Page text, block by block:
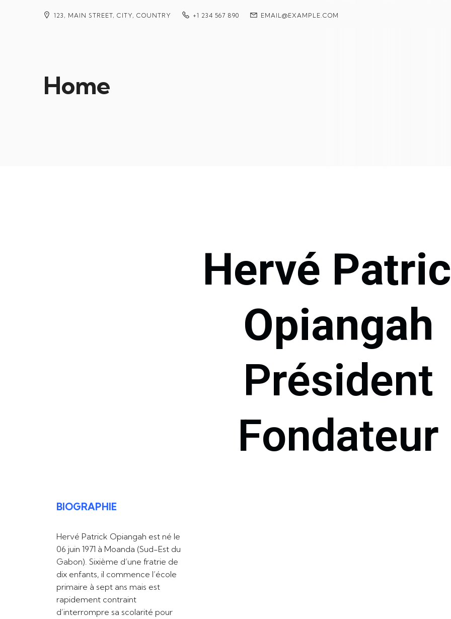
123, MAIN STREET, CITY, COUNTRY +1 234 567 890 EMAIL@EXAMPLE.COM
Home
Hervé
Opiangah
Président
Fondateur
BIOGRAPHIE
Hervé Patrick Opiangah est né le
06 juin 1971 à Moanda (Sud-Est du
Gabon). Sixième d’une fratrie de
dix enfants, il commence l’école
primaire à sept ans mais est
rapidement contraint
d’interrompre sa scolarité pour